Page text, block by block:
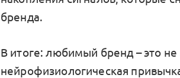
бренда.
В итоге: любимый бренд – это не
нейрофизиологическая